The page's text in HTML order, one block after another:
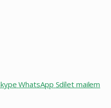
WhatsApp Sdílet mailem